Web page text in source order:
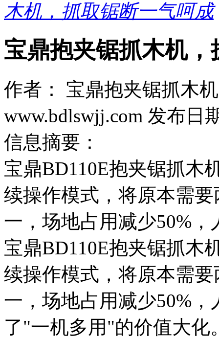
木机，抓取锯断一气呵成
宝鼎抱夹锯抓木机
作者： 宝鼎抱夹锯抓木
www.bdlswjj.com 发布日
信息摘要：
宝鼎BD110E抱夹锯抓木
续操作模式，将原本需
一，场地占用减少50%
宝鼎BD110E抱夹锯抓木
续操作模式，将原本需
一，场地占用减少50%
了"一机多用"的价值大化